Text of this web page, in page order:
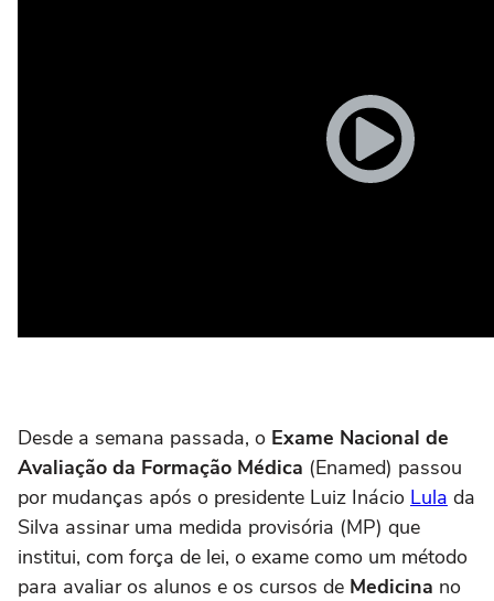
Desde a semana passada, o Exame Nacional de
Avaliação da Formação Médica (Enamed) passou
por mudanças após o presidente Luiz Inácio Lula da
Silva assinar uma medida provisória (MP) que
institui, com força de lei, o exame como um método
para avaliar os alunos e os cursos de Medicina no